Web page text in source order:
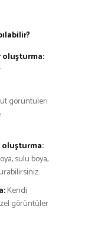
görüntüleri
sulu boya,
Kendi
görüntüler